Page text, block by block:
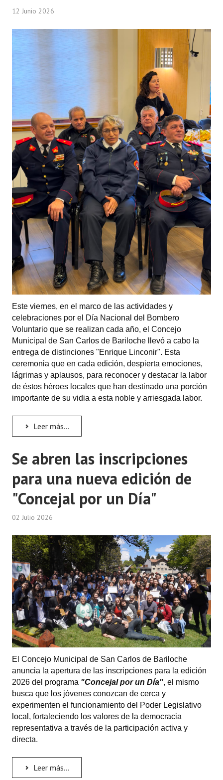
12 Junio 2026
Este viernes, en el marco de las actividades y
celebraciones por el Día Nacional del Bombero
Voluntario que se realizan cada año, el Concejo
Municipal de San Carlos de Bariloche llevó a cabo la
entrega de distinciones "Enrique Linconir". Esta
ceremonia que en cada edición, despierta emociones,
lágrimas y aplausos, para reconocer y destacar la labor
de éstos héroes locales que han destinado una porción
importante de su vidia a esta noble y arriesgada labor.
Leer más...
Se abren las inscripciones
para una nueva edición de
"Concejal por un Día"
02 Julio 2026
El Concejo Municipal de San Carlos de Bariloche
anuncia la apertura de las inscripciones para la edición
2026 del programa "Concejal por un Día", el mismo
busca que los jóvenes conozcan de cerca y
experimenten el funcionamiento del Poder Legislativo
local, fortaleciendo los valores de la democracia
representativa a través de la participación activa y
directa.
Leer más...